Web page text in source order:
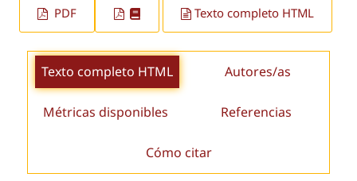
PDF Texto completo HTML
Texto completo HTML Autores/as
Métricas disponibles Referencias
Cómo citar